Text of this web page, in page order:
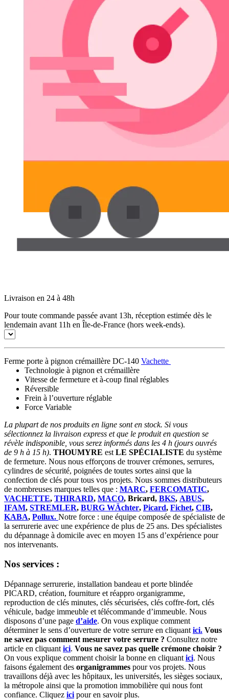
Livraison en 24 à 48h
Pour toute commande passée avant 13h, réception estimée dès le
lendemain avant 11h en Île-de-France (hors week-ends).
Ferme porte à pignon crémaillère DC-140 Vachette
Technologie à pignon et crémaillère
Vitesse de fermeture et à-coup final réglables
Réversible
Frein à l’ouverture réglable
Force Variable
La plupart de nos produits en ligne sont en stock. Si vous
sélectionnez la livraison express et que le produit en question se
révèle indisponible, vous serez informés dans les 4 h (jours ouvrés
de 9 h à 15 h). THOUMYRE est LE SPÉCIALISTE du système
de fermeture. Nous nous efforçons de trouver crémones, serrures,
cylindres de sécurité, poignées de toutes sortes ainsi que la
confection de clés pour tous vos projets. Nous sommes distributeurs
de nombreuses marques telles que : MARC, FERCOMATIC,
VACHETTE, THIRARD, MACO, Bricard, BKS, ABUS,
IFAM, STREMLER, BURG WÄchter, Picard, Fichet, CIB,
KABA, Pollux. Notre force : une équipe composée de spécialiste de
la serrurerie avec une expérience de plus de 25 ans. Des spécialistes
du dépannage à domicile avec en moyen 15 ans d’expérience pour
nos intervenants.
Nos services :
Dépannage serrurerie, installation bandeau et porte blindée
PICARD, création, fourniture et réappro organigramme,
reproduction de clés minutes, clés sécurisées, clés coffre-fort, clés
véhicule, badge immeuble et télécommande d’immeuble. Nous
disposons d’une page d’aide. On vous explique comment
déterminer le sens d’ouverture de votre serrure en cliquant ici. Vous
ne savez pas comment mesurer votre serrure ? Consultez notre
article en cliquant ici. Vous ne savez pas quelle crémone choisir ?
On vous explique comment choisir la bonne en cliquant ici. Nous
faisons également des organigrammes pour vos projets. Nous
travaillons déjà avec les hôpitaux, les universités, les sièges sociaux,
la métropole ainsi que la promotion immobilière qui nous font
confiance. Cliquez ici pour en savoir plus.